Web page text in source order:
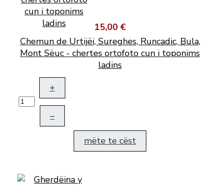
15,00 €
Chemun de Urtijëi, Sureghes, Runcadic, Bula,
Mont Sëuc - chertes ortofoto cun i toponims
ladins
+
–
mëte te cëst